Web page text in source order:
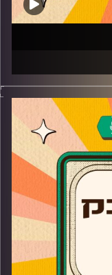
קוטלר מגיעה
ועד כמה
על היחסים שלה
ילדה ועל ההצגה
תובנות חדשות על